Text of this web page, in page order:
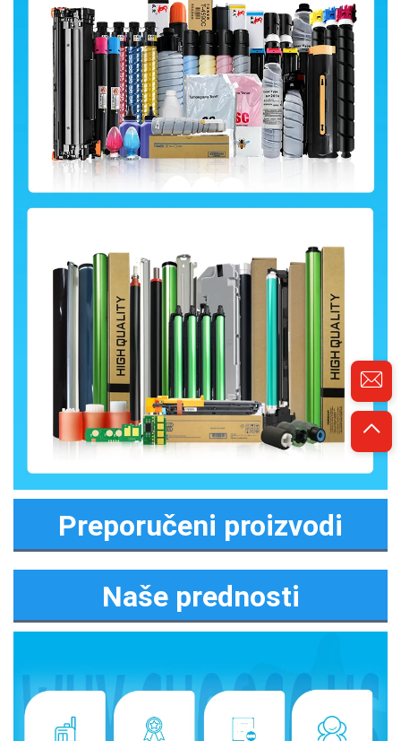
Preporučeni proizvodi
Naše prednosti